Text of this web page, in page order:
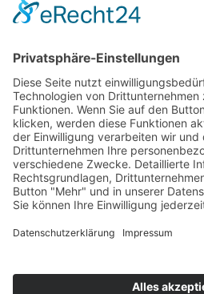
© 2026 Walter Stuber -
Bewertungen auf